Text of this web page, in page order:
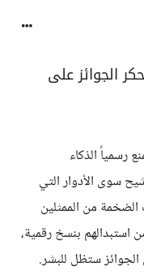
الجوائز على
رسمياً الذكاء
سوى الأدوار التي
الضخمة من الممثلين
استبدالهم بنسخ رقمية،
الجوائز ستظل للبشر.